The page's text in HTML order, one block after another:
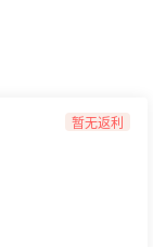
暂无返利